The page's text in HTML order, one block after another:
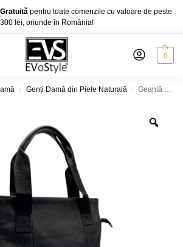
pentru toate comenzile cu valoare de peste
300 lei, oriunde în România!
0
/ Genți Damă din Piele Naturală / Geantă damă din piele naturală Lucia B95 – negru elegant, design modern și versatil